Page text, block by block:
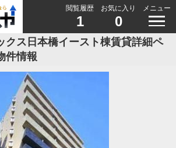
閲覧履歴
1
お気に入り
0
メニュー
クス日本橋イースト棟賃貸詳細ペ
件情報